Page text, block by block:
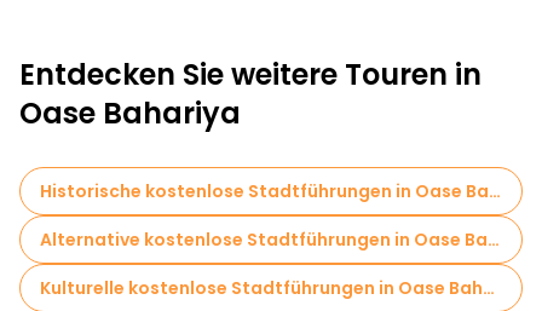
Entdecken Sie weitere Touren in
Oase Bahariya
Historische kostenlose Stadtführungen in Oase Bahariya
Alternative kostenlose Stadtführungen in Oase Bahariya
Kulturelle kostenlose Stadtführungen in Oase Bahariya